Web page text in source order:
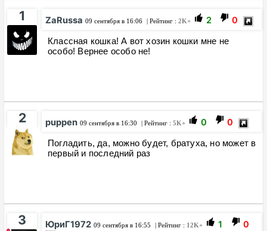
1 ZaRussa 09 сентября в 16:06 | Рейтинг : 2K+ 2 0
Классная кошка! А вот хозин кошки мне не
особо! Вернее особо не!
2 puppen 09 сентября в 16:30 | Рейтинг : 5K+ 0 0
Погладить, да, можно будет, братуха, но может в
первый и последний раз
3 ЮриГ1972 09 сентября в 16:55 | Рейтинг : 12K+ 1 0